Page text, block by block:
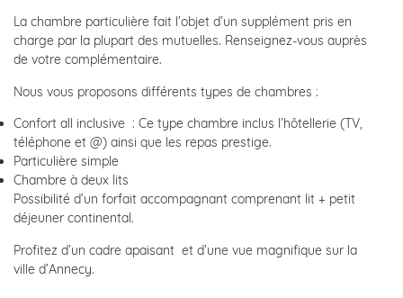
La chambre particulière fait l’objet d’un supplément pris en
charge par la plupart des mutuelles. Renseignez-vous auprès
de votre complémentaire.
Nous vous proposons différents types de chambres :
Confort all inclusive : Ce type chambre inclus l’hôtellerie (TV,
téléphone et @) ainsi que les repas prestige.
Particulière simple
Chambre à deux lits
Possibilité d’un forfait accompagnant comprenant lit + petit
déjeuner continental.
Profitez d’un cadre apaisant et d’une vue magnifique sur la
ville d’Annecy.